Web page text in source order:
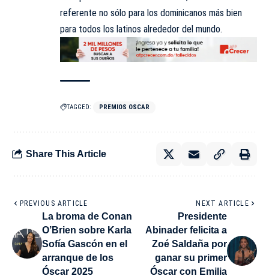
referente no sólo para los dominicanos más bien
para todos los latinos alrededor del mundo.
TAGGED: PREMIOS OSCAR
Share This Article
PREVIOUS ARTICLE
La broma de Conan
O’Brien sobre Karla
Sofía Gascón en el
arranque de los
Óscar 2025
NEXT ARTICLE
Presidente
Abinader felicita a
Zoé Saldaña por
ganar su primer
Óscar con Emilia